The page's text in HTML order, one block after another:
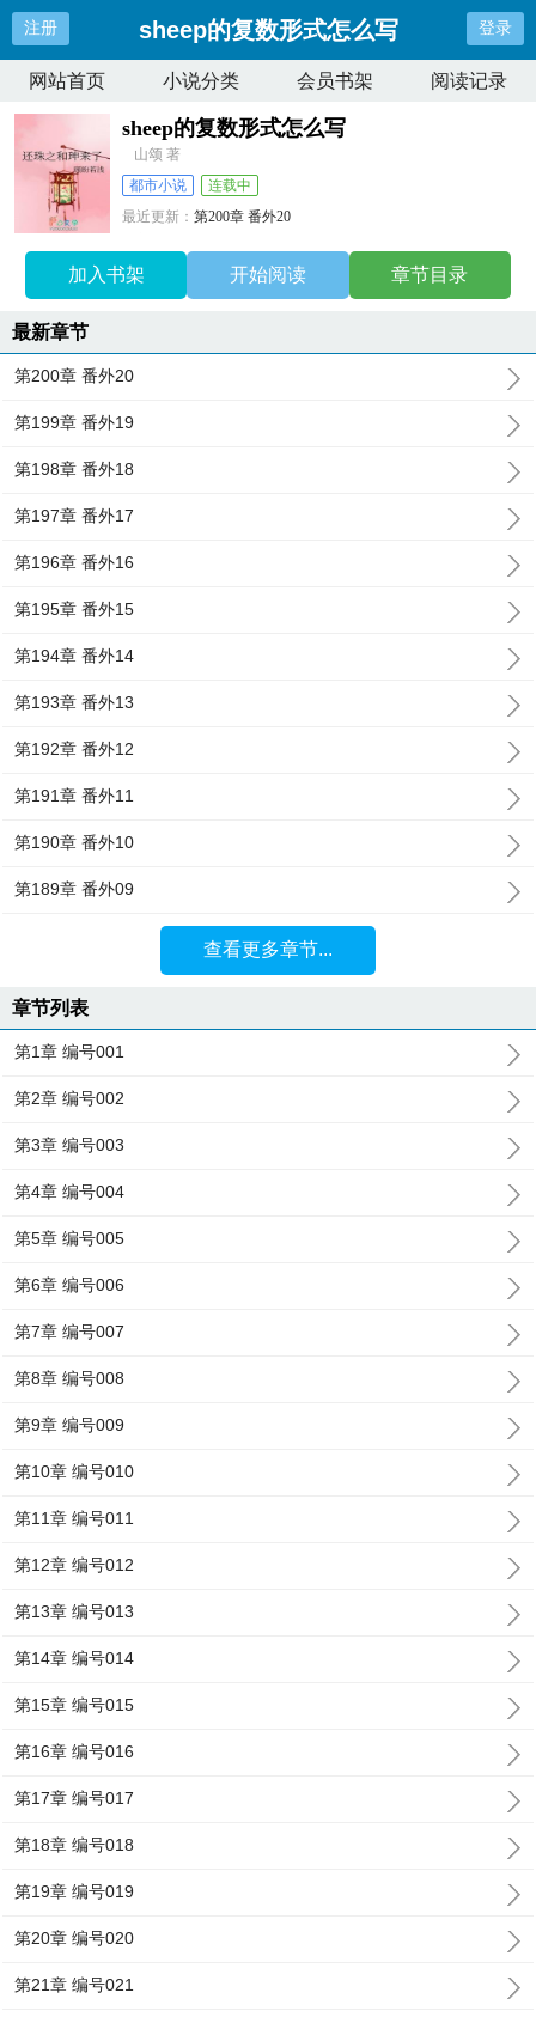
注册 sheep的复数形式怎么写 登录
网站首页 小说分类 会员书架 阅读记录
sheep的复数形式怎么写
山颂 著
都市小说
连载中
最近更新：第200章 番外20
加入书架 开始阅读 章节目录
最新章节
第200章 番外20
第199章 番外19
第198章 番外18
第197章 番外17
第196章 番外16
第195章 番外15
第194章 番外14
第193章 番外13
第192章 番外12
第191章 番外11
第190章 番外10
第189章 番外09
查看更多章节...
章节列表
第1章 编号001
第2章 编号002
第3章 编号003
第4章 编号004
第5章 编号005
第6章 编号006
第7章 编号007
第8章 编号008
第9章 编号009
第10章 编号010
第11章 编号011
第12章 编号012
第13章 编号013
第14章 编号014
第15章 编号015
第16章 编号016
第17章 编号017
第18章 编号018
第19章 编号019
第20章 编号020
第21章 编号021